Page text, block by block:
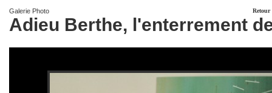
Retour
Galerie Photo
Adieu Berthe, l'enterrement